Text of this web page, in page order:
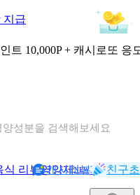
지급
트 10,000P + 캐시로또 응
트 음식 검색해보세요
식 리뷰영양제NEW기록
캐시리뷰 친구